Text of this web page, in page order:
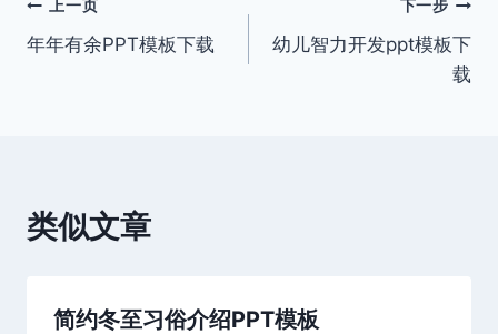
文
章
上一页
年年有余PPT模板下载
下一步
幼儿智力开发ppt模板下
载
类似文章
简约冬至习俗介绍PPT模板